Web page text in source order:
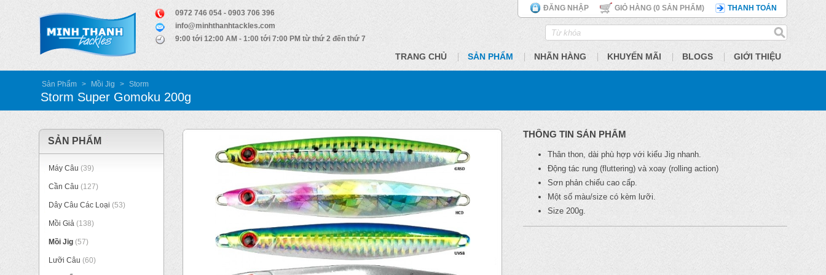
ĐĂNG NHẬP GIỎ HÀNG (0 SẢN PHẨM) THANH TOÁN
0972 746 054 - 0903 706 396
info@minhthanhtackles.com
9:00 tới 12:00 AM - 1:00 tới 7:00 PM từ thứ 2 đến thứ 7
TRANG CHỦ SẢN PHẨM NHÃN HÀNG KHUYẾN MÃI BLOGS GIỚI THIỆU
Sản Phẩm > Mồi Jig > Storm
Storm Super Gomoku 200g
SẢN PHẨM
Máy Câu (39)
Cần Câu (127)
Dây Câu Các Loại (53)
Mồi Giả (138)
Mồi Jig (57)
Lưỡi Câu (60)
THÔNG TIN SẢN PHẨM
Thân thon, dài phù hợp với kiểu Jig nhanh.
Động tác rung (fluttering) và xoay (rolling action)
Sơn phản chiếu cao cấp.
Một số màu/size có kèm lưỡi.
Size 200g.